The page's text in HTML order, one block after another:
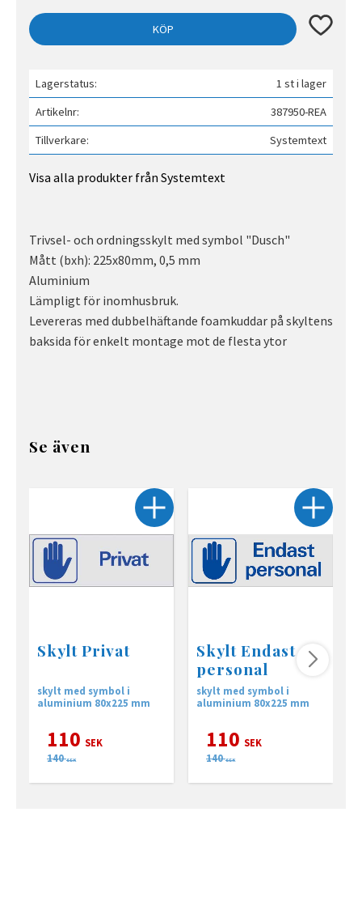
KÖP Lägg till
Lagerstatus
1 st i lager
Artikelnr
387950-REA
Tillverkare
Systemtext
Visa alla produkter från Systemtext
Trivsel- och ordningsskylt med symbol "Dusch"
Mått (bxh): 225x80mm, 0,5 mm
Aluminium
Lämpligt för inomhusbruk.
Levereras med dubbelhäftande foamkuddar på skyltens
baksida för enkelt montage mot de flesta ytor
Se även
Skylt Privat
skylt med symbol i
aluminium 80x225 mm
110 SEK
140 SEK
Skylt Endast
personal
skylt med symbol i
aluminium 80x225 mm
110 SEK
140 SEK